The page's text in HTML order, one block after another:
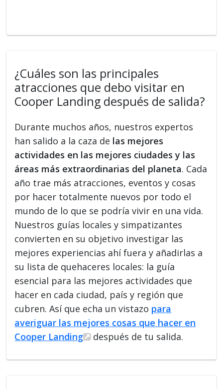
¿Cuáles son las principales
atracciones que debo visitar en
Cooper Landing después de salida?
Durante muchos años, nuestros expertos
han salido a la caza de las mejores
actividades en las mejores ciudades y las
áreas más extraordinarias del planeta. Cada
año trae más atracciones, eventos y cosas
por hacer totalmente nuevos por todo el
mundo de lo que se podría vivir en una vida.
Nuestros guías locales y simpatizantes
convierten en su objetivo investigar las
mejores experiencias ahí fuera y añadirlas a
su lista de quehaceres locales: la guía
esencial para las mejores actividades que
hacer en cada ciudad, país y región que
cubren. Así que echa un vistazo para
averiguar las mejores cosas que hacer en
Cooper Landing
después de tu salida.